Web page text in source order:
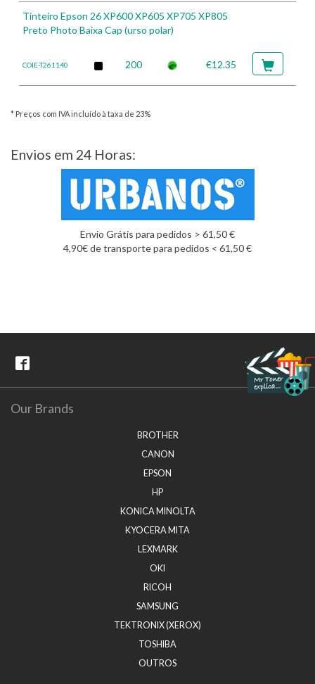
Tinteiro Epson 26 XP600 XP605 XP705 XP805
Preto Photo Baixa Cap (urso polar)
COIE-T261140 200 €12.35
* Preços com IVA incluído à taxa de 23%
Envios em 24 Horas:
Envio Grátis para pedidos > 61,50 €
4,90€ de transporte para pedidos < 61,50 €
Our Brands
BROTHER
CANON
EPSON
HP
KONICA MINOLTA
KYOCERA MITA
LEXMARK
OKI
RICOH
SAMSUNG
TEKTRONIX (XEROX)
TOSHIBA
OUTROS